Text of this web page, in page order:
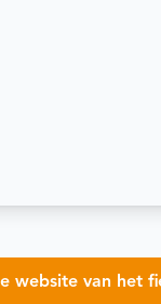
website van het